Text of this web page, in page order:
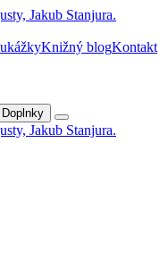
Knižný blogKontakt
Doplnky